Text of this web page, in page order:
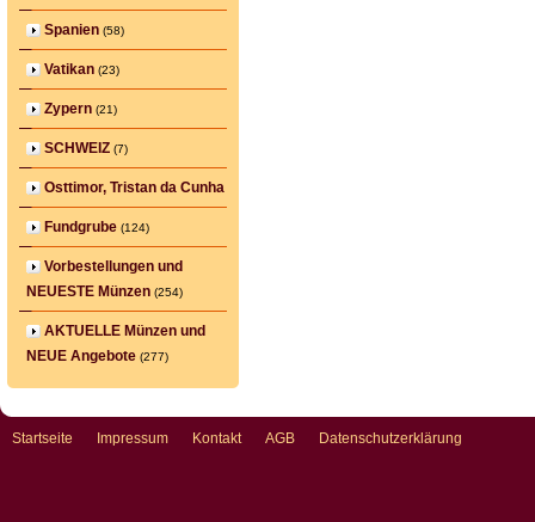
Spanien (58)
Vatikan (23)
Zypern (21)
SCHWEIZ (7)
Osttimor, Tristan da Cunha
Fundgrube (124)
Vorbestellungen und
NEUESTE Münzen (254)
AKTUELLE Münzen und
NEUE Angebote (277)
Startseite Impressum Kontakt AGB Datenschutzerklärung